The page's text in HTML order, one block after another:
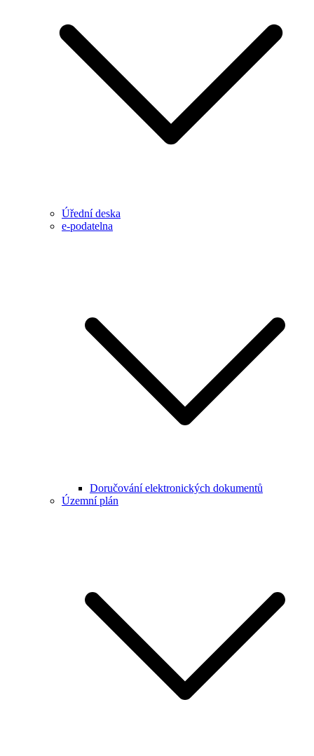
Úřední deska
e-podatelna
Doručování elektronických dokumentů
Územní plán